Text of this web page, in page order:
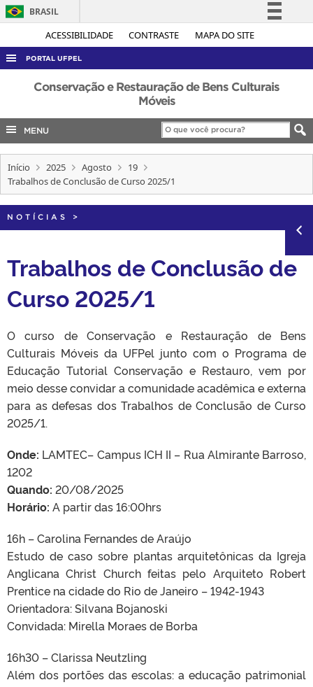
ACESSIBILIDADE CONTRASTE MAPA DO SITE
BRASIL
Simplifique!
Legislação
Canais
PORTAL UFPEL
ACESSO À INFORMAÇÃO
COBALTO
CONCURSOS
EDITAIS
TELEFONES
Conservação e Restauração de Bens Culturais
Móveis
MENU
Início 2025 Agosto
19
Trabalhos de Conclusão de Curso 2025/1
NOTÍCIAS >
Trabalhos de Conclusão de
Curso 2025/1
O curso de Conservação e Restauração de Bens
Culturais Móveis da UFPel junto com o Programa de
Educação Tutorial Conservação e Restauro, vem por
meio desse convidar a comunidade acadêmica e externa
para as defesas dos Trabalhos de Conclusão de Curso
2025/1.
Onde: LAMTEC– Campus ICH II – Rua Almirante Barroso,
1202
Quando: 20/08/2025
Horário: A partir das 16:00hrs
16h – Carolina Fernandes de Araújo
Estudo de caso sobre plantas arquitetônicas da Igreja
Anglicana Christ Church feitas pelo Arquiteto Robert
Prentice na cidade do Rio de Janeiro – 1942-1943
Orientadora: Silvana Bojanoski
Convidada: Mirella Moraes de Borba
16h30 – Clarissa Neutzling
Além dos portões das escolas: a educação patrimonial